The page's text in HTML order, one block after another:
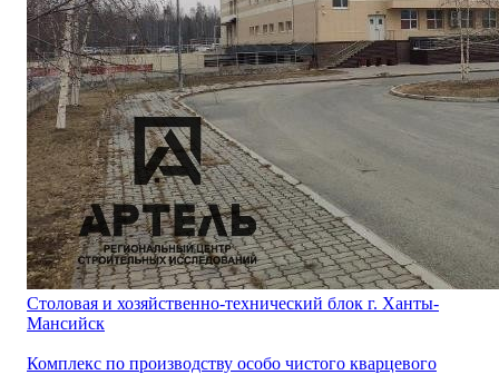
Столовая и хозяйственно-технический блок г. Ханты-
Мансийск
Комплекс по производству особо чистого кварцевого